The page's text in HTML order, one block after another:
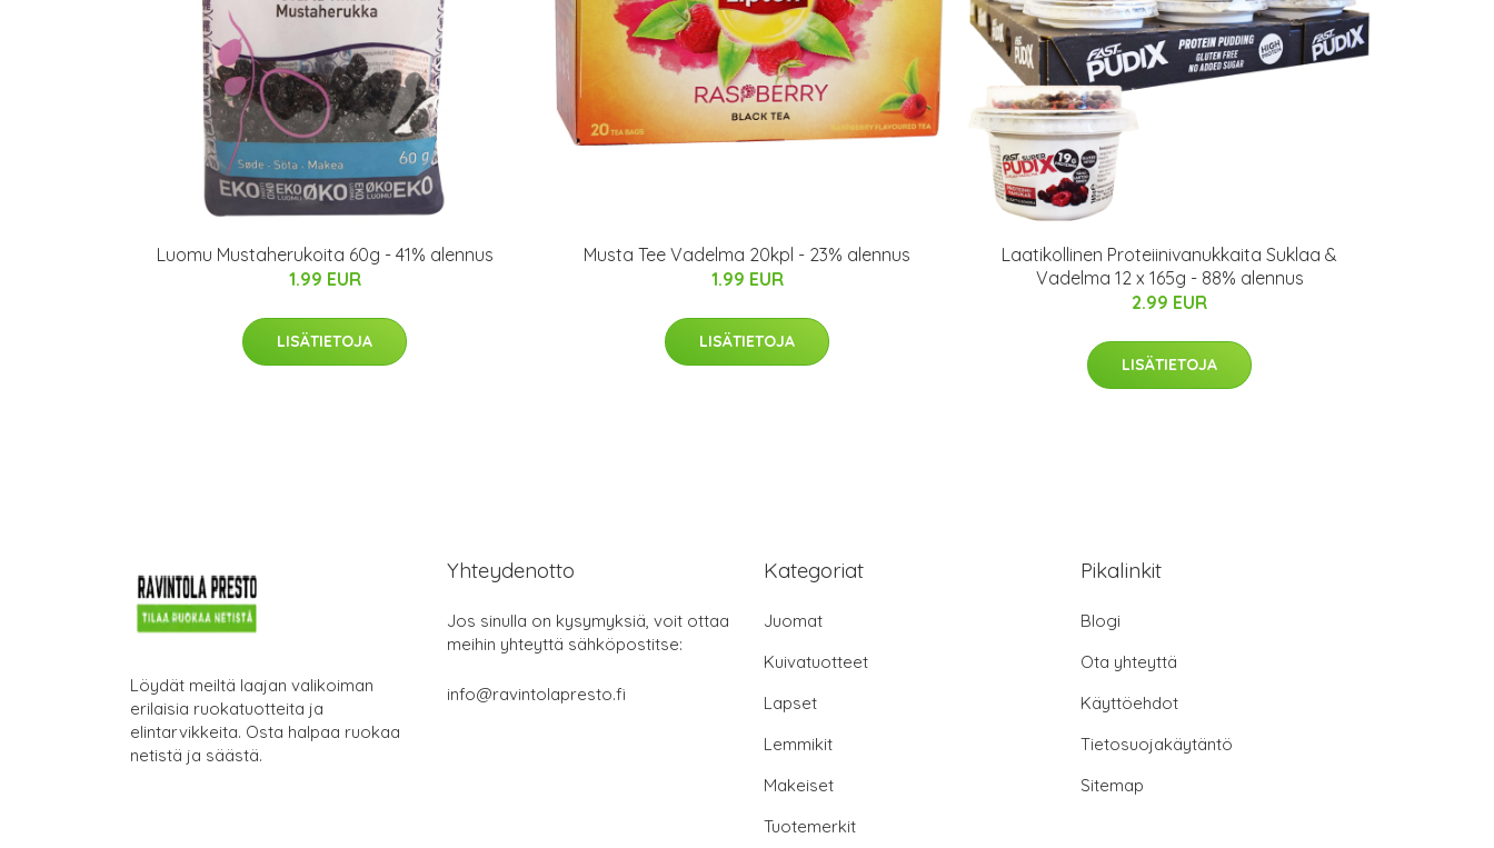
Luomu Mustaherukoita 60g - 41% alennus
1.99 EUR
LISÄTIETOJA
Musta Tee Vadelma 20kpl - 23% alennus
1.99 EUR
LISÄTIETOJA
Laatikollinen Proteiinivanukkaita Suklaa &
Vadelma 12 x 165g - 88% alennus
2.99 EUR
LISÄTIETOJA
Löydät meiltä laajan valikoiman
erilaisia ruokatuotteita ja
elintarvikkeita. Osta halpaa ruokaa
netistä ja säästä.
Yhteydenotto
Jos sinulla on kysymyksiä, voit ottaa
meihin yhteyttä sähköpostitse:
info@ravintolapresto.fi
Kategoriat
Juomat
Kuivatuotteet
Lapset
Lemmikit
Makeiset
Tuotemerkit
Pikalinkit
Blogi
Ota yhteyttä
Käyttöehdot
Tietosuojakäytäntö
Sitemap